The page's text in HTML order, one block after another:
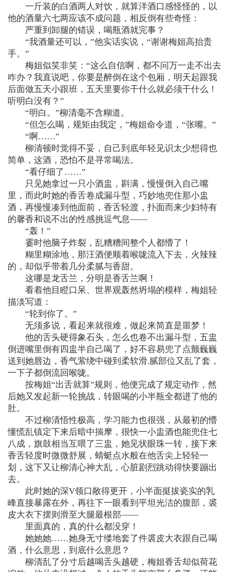
一斤装的白酒两人对饮，就算洋酒口感怪怪的，以
他的酒量六七两应该不成问题，相反倒有些奇怪：
严重到卸腿的错误，喝瓶酒就完事？
“我酒量还可以，”他实话实说，“谢谢梅姐高抬贵
手。”
梅姐似笑非笑：“这么自信啊，都不问万一走不出去
咋办？我直说吧，你要是醉倒在这个包厢，明天起跟我
后面做五天小跟班，五天里要你干什么就必须干什么！
听明白没有？”
“明白。”柳清毫不含糊道。
“但怎么喝，规矩由我定，”梅姐命令道，“张嘴。”
“啊……”
柳清顿时觉得不妥，自己到底年轻见识太少想得也
简单，这酒，恐怕不是寻常喝法。
“看仔细了……”
只见她拿过一只小酒盅，斟满，慢慢倒入自己嘴
里，而此时她的香舌卷成漏斗型，巧妙地兜住那小盅
酒，再慢慢凑到他面前，香舌轻渡，扑面而来少妇特有
的馨香和说不出的性感挑逗气息——
“轰！”
霎时他脑子炸裂，乱糟糟间整个人都懵了！
糊里糊涂地，那汪酒便顺着喉咙流入下去，火辣辣
的，却似乎带着几分柔腻与香甜。
这哪是龙舌兰，分明是香舌兰啊！
看着他目瞪口呆、世界观轰然坍塌的模样，梅姐轻
描淡写道：
“轮到你了。”
无须多说，看起来就很难，做起来简直是噩梦！
他的舌头硬得象石头，怎么也卷不出漏斗型，五盅
倒进嘴里倒有四盅半自己喝了，好不容易兜了点颤巍巍
送到她唇边，香气萦绕中碰到柔软滑.腻部位又乱了套，
一下子都倒流回喉咙。
按梅姐“出舌就算”规则，他便完成了规定动作，然
后她又发起新一轮挑战，转眼喝的小半瓶全都进了他的
肚。
不过柳清悟性极高，学习能力也很强，从最初的懵
懂慌乱镇定下来后暗中揣摩，很快一小盅酒也能兜住七
八成，旗鼓相当互喂了三盅，她见状眼珠一转，接下来
香舌轻度时微微舒展，蜻蜓点水般在他舌尖上轻轻一
划，这下又让柳清心神大乱，心脏剧烈跳动得快要蹦出
去。
此时她的深V领口敞得更开，小半面挺拔瓷实的乳
峰直接暴露在外，再往下一眼看到平坦光洁的腹部，裘
皮大衣下摆则滑至大腿最根部——
里面真的，真的什么都没穿！
她她她……她身无寸缕地套了件裘皮大衣跟自己喝
酒，什么意思，到底什么意思？
柳清乱了分寸后越喝舌头越硬，梅姐香舌却似荷花